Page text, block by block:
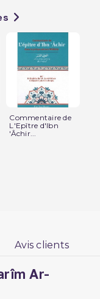
Commentaire de
L'Epître d'Ibn
'Âchir...
Avis clients
Ar-